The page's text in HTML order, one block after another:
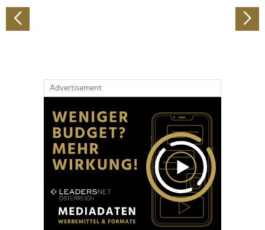
haben oder die sie im Rahmen Ihrer Nutzung der Dienste
gesammelt haben.
Advertisement